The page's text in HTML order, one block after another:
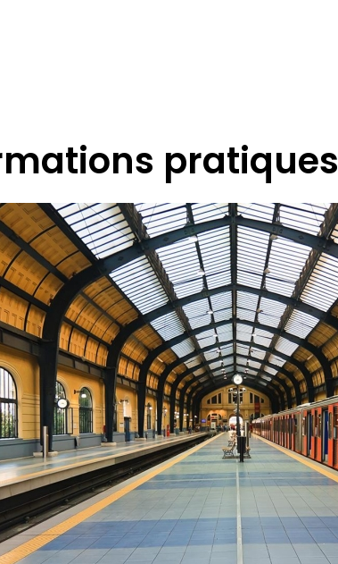
pratiques